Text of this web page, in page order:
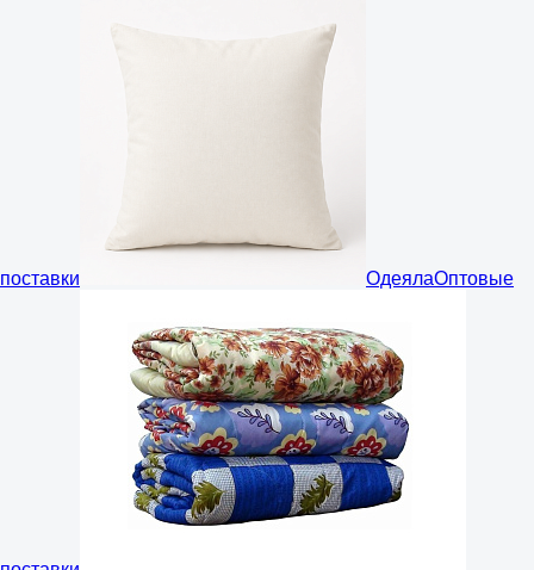
поставки ОдеялаОптовые